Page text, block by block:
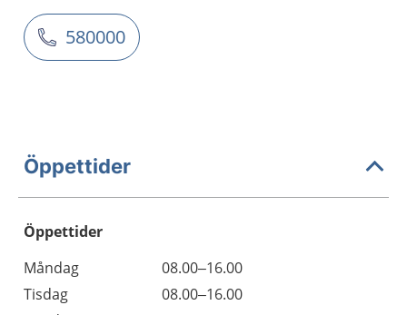
580000
Öppettider
Öppettider
Dag
Öppettider
Kommentarer
Måndag
08.00–16.00
Tisdag
08.00–16.00